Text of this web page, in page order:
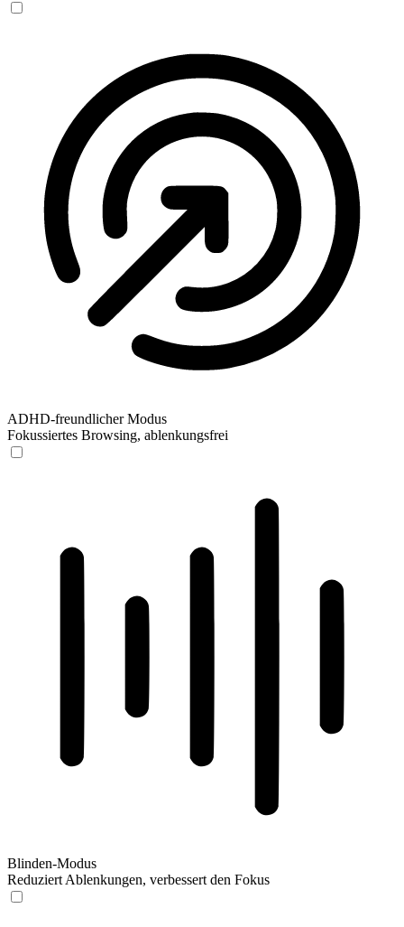
ADHD-freundlicher Modus
Fokussiertes Browsing, ablenkungsfrei
Blinden-Modus
Reduziert Ablenkungen, verbessert den Fokus